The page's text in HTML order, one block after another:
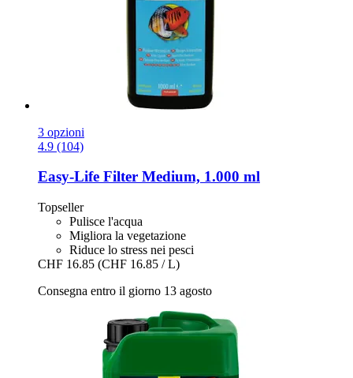
3 opzioni
4.9 (104)
Easy-Life Filter Medium, 1.000 ml
Topseller
Pulisce l'acqua
Migliora la vegetazione
Riduce lo stress nei pesci
CHF 16.85 (CHF 16.85 / L)
Consegna entro il giorno 13 agosto